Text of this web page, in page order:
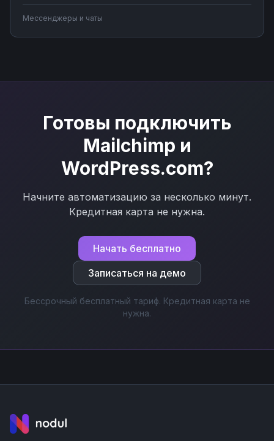
запросов, синхронизируйте сообщения с системами
учета. Подключите мессенджер к вашим бизнес-
процессам через Nodul без программирования за
Мессенджеры и чаты
Готовы подключить
Mailchimp и
WordPress.com?
Начните автоматизацию за несколько минут.
Кредитная карта не нужна.
Начать бесплатно
Записаться на демо
Бессрочный бесплатный тариф. Кредитная карта не
нужна.